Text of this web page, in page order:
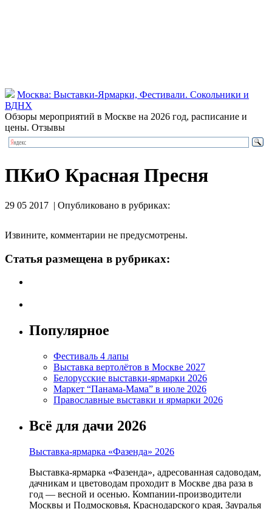
Москва: Выставки-Ярмарки, Фестивали. Сокольники и
ВДНХ
Обзоры мероприятий в Москве на 2026 год, расписание и
цены. Отзывы
ПКиО Красная Пресня
29 05 2017 | Опубликовано в рубриках:
Извините, комментарии не предусмотрены.
Статья размещена в рубриках:
Популярное
Фестиваль 4 лапы
Выставка вертолётов в Москве 2027
Белорусские выставки-ярмарки 2026
Маркет “Панама-Мама” в июле 2026
Православные выставки и ярмарки 2026
Всё для дачи 2026
Выставка-ярмарка «Фазенда» 2026
Выставка-ярмарка «Фазенда», адресованная садоводам,
дачникам и цветоводам проходит в Москве два раза в
год — весной и осенью. Компании-производители
Москвы и Подмосковья, Краснодарского края, Зауралья